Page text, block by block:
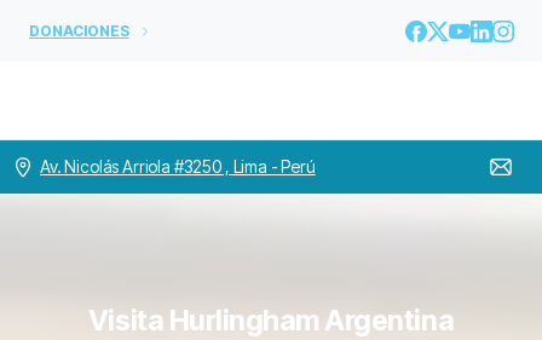
DONACIONES
Av. Nicolás Arriola #3250 , Lima - Perú
Visita Hurlingham Argentina